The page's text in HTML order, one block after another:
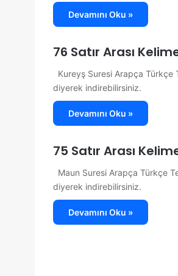
Devamını Oku »
76 Satır Arası
Kureyş Suresi Arapça Türkçe
diyerek indirebilirsiniz.
Devamını Oku »
75 Satır Arası
Maun Suresi Arapça Türkçe
diyerek indirebilirsiniz.
Devamını Oku »